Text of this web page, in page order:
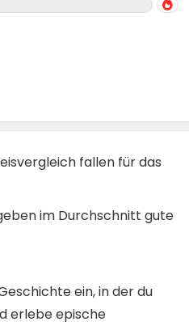
fallen für das
im Durchschnitt gute
ein, in der du
erlebe epische